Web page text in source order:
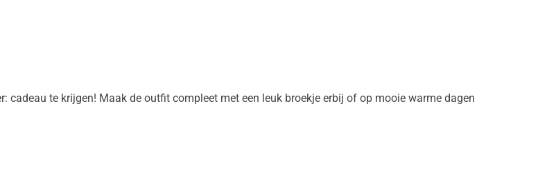
te krijgen! Maak de outfit compleet met een leuk broekje erbij of op mooie warme dagen